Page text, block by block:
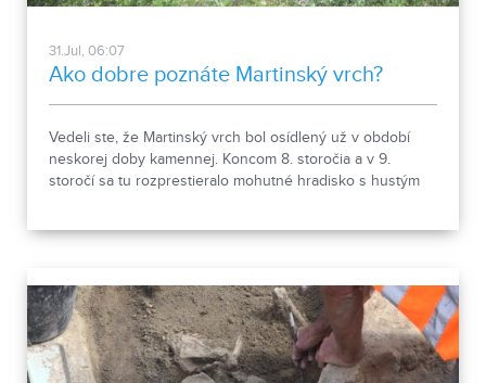
31.Jul, 06:07
Ako dobre poznáte Martinský vrch?
Vedeli ste, že Martinský vrch bol osídlený už v období
neskorej doby kamennej. Koncom 8. storočia a v 9.
storočí sa tu rozprestieralo mohutné hradisko s hustým
nemocnice s dvoma menšími pavilónmi a park.